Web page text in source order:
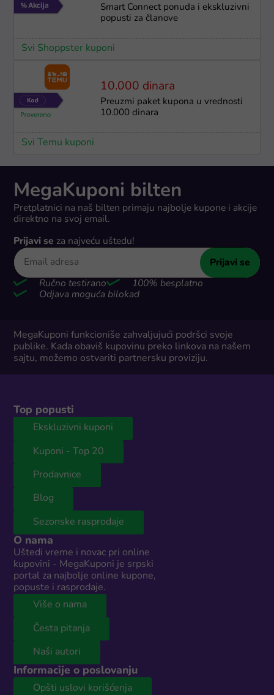
Smart Connect ponuda i ekskluzivni
popusti za članove
Svi Shoppster kuponi
10.000 dinara
Preuzmi paket kupona u vrednosti
10.000 dinara
Svi Temu kuponi
MegaKuponi bilten
Pretplatnici na naš bilten primaju najbolje kupone i akcije
direktno na svoj email.
Prijavi se za najveću uštedu!
Prijavi se
Ručno testirano
100% besplatno
Odjava moguća bilokad
MegaKuponi funkcioniše zahvaljujući podršci svoje
publike. Kada obaviš kupovinu preko linkova na našem
sajtu, možemo ostvariti partnersku proviziju.
Top popusti
Ekskluzivni kuponi
Kuponi - Top 20
Prodavnice
Blog
Sezonske rasprodaje
O nama
Uštedi vreme i novac pri online
kupovini - MegaKuponi je srpski
portal za najbolje online kupone,
popuste i rasprodaje.
Više o nama
Česta pitanja
Naši autori
Informacije o poslovanju
Opšti uslovi korišćenja